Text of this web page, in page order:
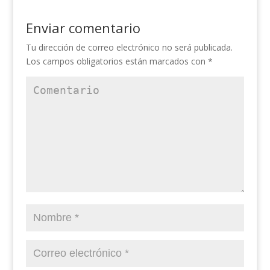
Enviar comentario
Tu dirección de correo electrónico no será publicada.
Los campos obligatorios están marcados con *